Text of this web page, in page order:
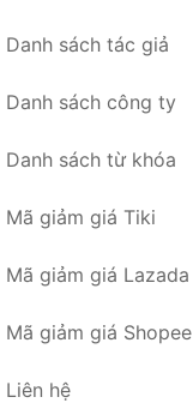
Danh sách tác giả
Danh sách công ty
Danh sách từ khóa
Mã giảm giá Tiki
Mã giảm giá Lazada
Mã giảm giá Shopee
Liên hệ